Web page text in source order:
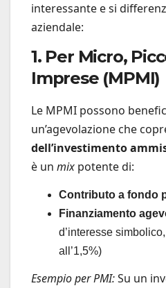
interessante e si
aziendale:
1. Per Micro,
Imprese (MPMI)
Le MPMI possono
un’agevolazione che
dell’investimento
è un mix potente di:
Contributo a fondo
Finanziamento
d’interesse
all’1,5%)
Esempio per PMI:Su un